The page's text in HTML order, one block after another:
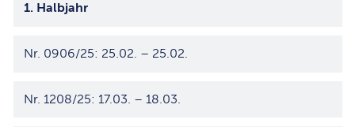
1. Halbjahr
Nr. 0906/25: 25.02. – 25.02.
Nr. 1208/25: 17.03. – 18.03.